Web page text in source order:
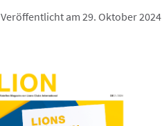
Veröffentlicht am 29. Oktober 2024